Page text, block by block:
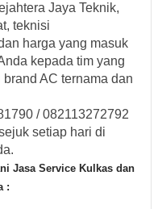
Jaya Teknik,
teknisi
harga yang masuk
kepada tim yang
AC ternama dan
/ 082113272792
setiap hari di
Jasa Service Kulkas dan
: